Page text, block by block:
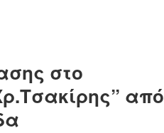
στο
από